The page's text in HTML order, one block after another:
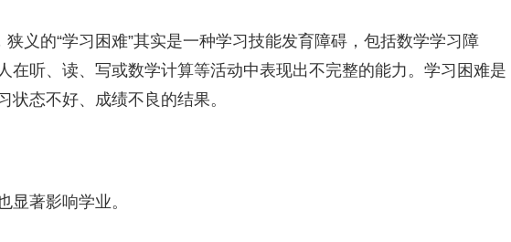
狭义的“学习困难”其实是一种学习技能发育障碍，包括数学学习障
在听、读、写或数学计算等活动中表现出不完整的能力。学习困难是
态不好、成绩不良的结果。
显著影响学业。